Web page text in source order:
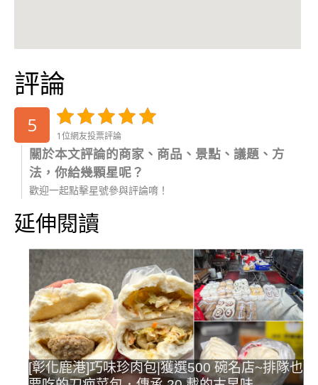
評論
5 1位網友投票評論
關於本文評論的商家、商品、景點、議題、方
法，你給幾顆星呢？
歡迎一起點擊星號參與評論唷！
延伸閱讀
[彰化鹿港]巧味珍肉包|獲選500 碗名店~排隊也